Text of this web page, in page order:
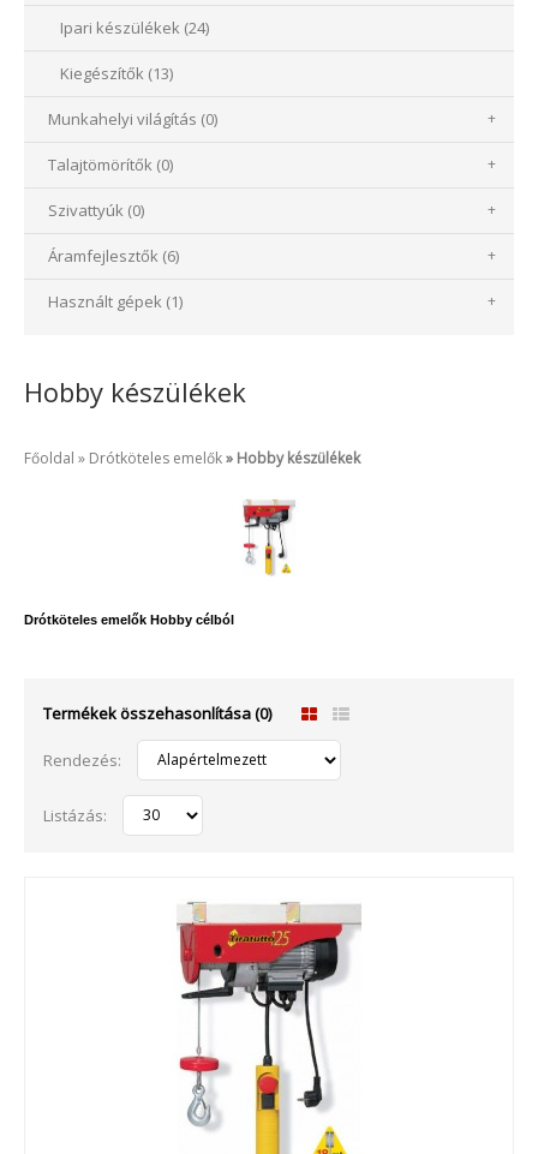
Ipari készülékek (24)
Kiegészítők (13)
Munkahelyi világítás (0) +
Talajtömörítők (0) +
Szivattyúk (0) +
Áramfejlesztők (6) +
Használt gépek (1) +
Hobby készülékek
Főoldal Drótköteles emelők Hobby készülékek
Drótköteles emelők Hobby célból
Termékek összehasonlítása (0)
Rendezés:
Listázás: